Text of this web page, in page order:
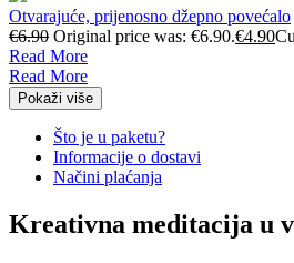
Otvarajuće, prijenosno džepno povećalo
€6.90 Original price was: €6.90.€4.90
Read More
Read More
Pokaži više
Što je u paketu?
Informacije o dostavi
Načini plaćanja
Kreativna meditacija u